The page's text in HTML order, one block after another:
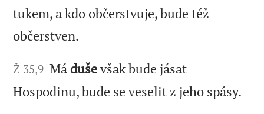
tukem, a kdo občerstvuje, bude též
občerstven.
Ž 35,9 Má duševšak bude jásat
Hospodinu, bude se veselit z jeho spásy.